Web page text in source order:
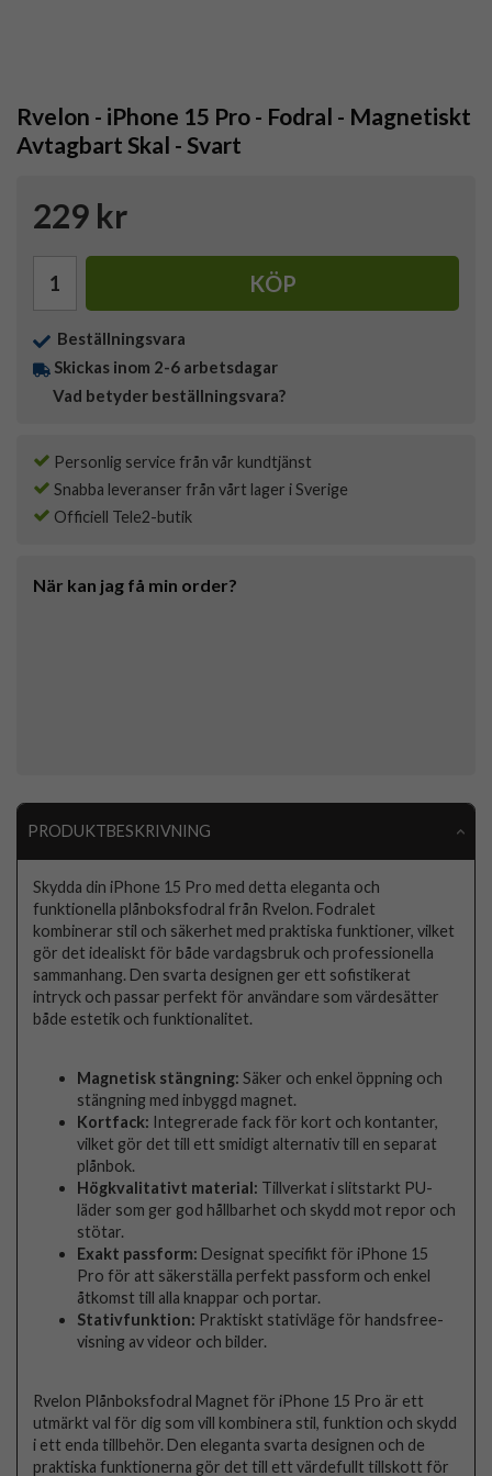
Rvelon - iPhone 15 Pro - Fodral - Magnetiskt
Avtagbart Skal - Svart
229 kr
KÖP
Beställningsvara
Skickas inom 2-6 arbetsdagar
Vad betyder beställningsvara?
Personlig service från vår kundtjänst
Snabba leveranser från vårt lager i Sverige
Officiell Tele2-butik
När kan jag få min order?
PRODUKTBESKRIVNING
Skydda din iPhone 15 Pro med detta eleganta och
funktionella plånboksfodral från Rvelon. Fodralet
kombinerar stil och säkerhet med praktiska funktioner, vilket
gör det idealiskt för både vardagsbruk och professionella
sammanhang. Den svarta designen ger ett sofistikerat
intryck och passar perfekt för användare som värdesätter
både estetik och funktionalitet.
Magnetisk stängning: Säker och enkel öppning och
stängning med inbyggd magnet.
Kortfack: Integrerade fack för kort och kontanter,
vilket gör det till ett smidigt alternativ till en separat
plånbok.
Högkvalitativt material: Tillverkat i slitstarkt PU-
läder som ger god hållbarhet och skydd mot repor och
stötar.
Exakt passform: Designat specifikt för iPhone 15
Pro för att säkerställa perfekt passform och enkel
åtkomst till alla knappar och portar.
Stativfunktion: Praktiskt stativläge för handsfree-
visning av videor och bilder.
Rvelon Plånboksfodral Magnet för iPhone 15 Pro är ett
utmärkt val för dig som vill kombinera stil, funktion och skydd
i ett enda tillbehör. Den eleganta svarta designen och de
praktiska funktionerna gör det till ett värdefullt tillskott för